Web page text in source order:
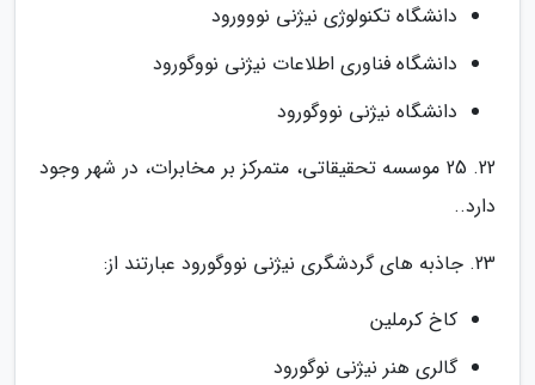
دانشگاه تکنولوژی نیژنی نووورود
دانشگاه فناوری اطلاعات نیژنی نووگورود
دانشگاه نیژنی نووگورود
22. 25 موسسه تحقیقاتی، متمرکز بر مخابرات، در شهر وجود
دارد..
23. جاذبه های گردشگری نیژنی نووگورود عبارتند از:
کاخ کرملین
گالری هنر نیژنی نوگورود